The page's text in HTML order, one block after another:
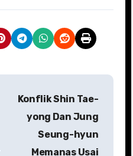
Konflik Shin Tae-
yong Dan Jung
Seung-hyun
Memanas Usai